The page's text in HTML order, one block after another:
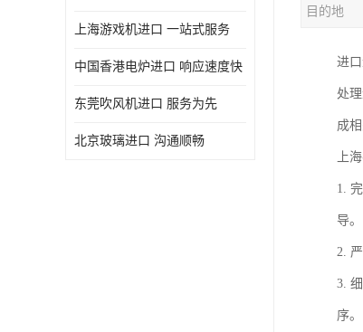
上海游戏机进口 一站式服务
中国香港电炉进口 响应速度快
东莞吹风机进口 服务为先
北京玻璃进口 沟通顺畅
目的地
进
处
成
上
1.
导。
2.
3.
序。